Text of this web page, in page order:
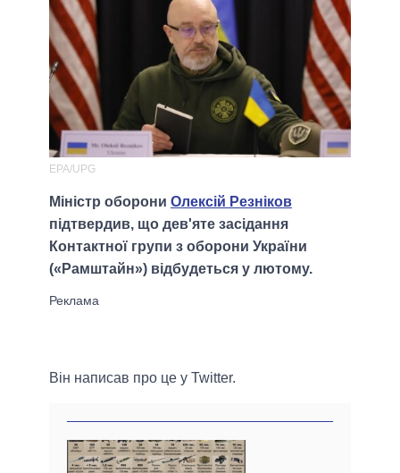
ЕРА/UPG
Міністр оборони Олексій Резніков
підтвердив, що дев'яте засідання
Контактної групи з оборони України
(«Рамштайн») відбудеться у лютому.
Він написав про це у Twitter.